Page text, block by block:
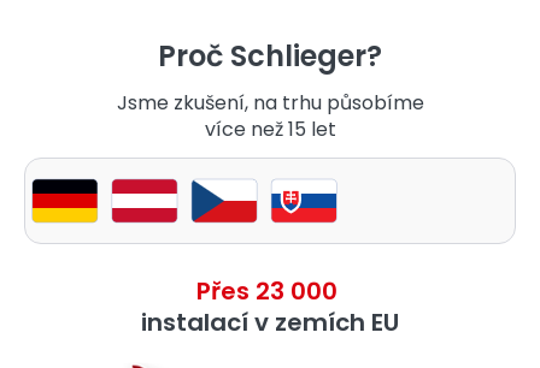
Proč Schlieger?
Jsme zkušení, na trhu působíme
více než 15 let
Přes 23 000
instalací v zemích EU